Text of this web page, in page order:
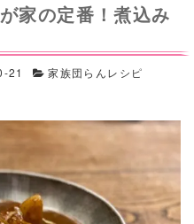
家の定番！煮込み
21
家族団らんレシピ